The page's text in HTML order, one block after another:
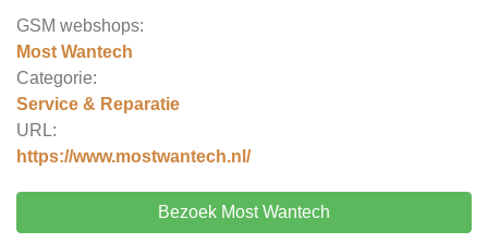
GSM webshops:
Most Wantech
Categorie:
Service & Reparatie
URL:
https://www.mostwantech.nl/
Bezoek Most Wantech